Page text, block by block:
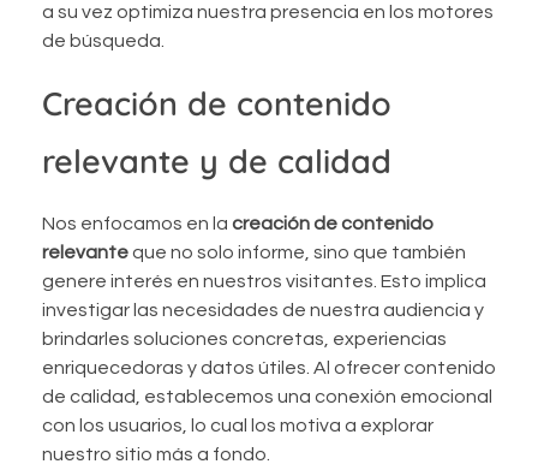
a su vez optimiza nuestra presencia en los motores
de búsqueda.
Creación de contenido
relevante y de calidad
Nos enfocamos en la creación de contenido
relevanteque no solo informe, sino que también
genere interés en nuestros visitantes. Esto implica
investigar las necesidades de nuestra audiencia y
brindarles soluciones concretas, experiencias
enriquecedoras y datos útiles. Al ofrecer contenido
de calidad, establecemos una conexión emocional
con los usuarios, lo cual los motiva a explorar
nuestro sitio más a fondo.